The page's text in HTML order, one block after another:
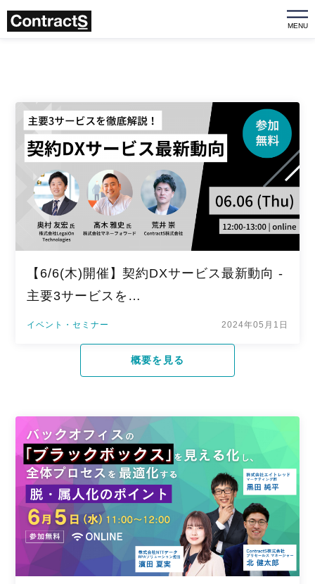
MENU
【6/6(木)開催】契約DXサービス最新動向 -
主要3サービスを…
イベント・セミナー 2024年05月1日
概要を見る